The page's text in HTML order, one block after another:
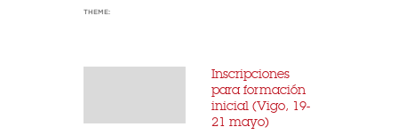
THEME:
Inscripciones
para formación
inicial (Vigo, 19-
21 mayo)